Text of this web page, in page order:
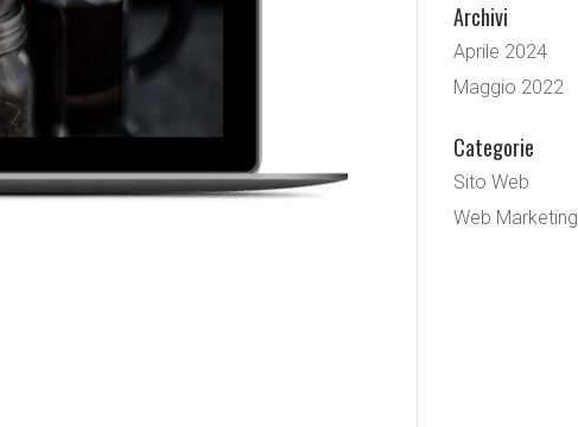
Archivi
Aprile 2024
Maggio 2022
Categorie
Sito Web
Web Marketing